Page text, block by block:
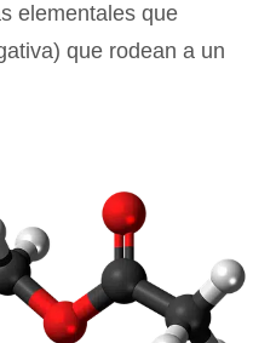
elementales que
que rodean a un